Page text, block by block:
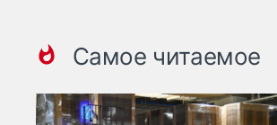
Самое читаемое